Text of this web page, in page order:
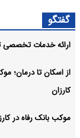
گفتگو
ارائه خدمات تخصصی
از اسکان تا درمان؛
کارزان
موکب بانک رفاه در